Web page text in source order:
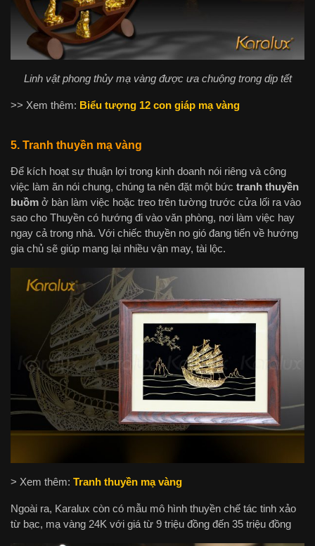
Linh vật phong thủy mạ vàng được ưa chuộng trong dịp tết
>> Xem thêm: Biểu tượng 12 con giáp mạ vàng
5. Tranh thuyền mạ vàng
Để kích hoạt sự thuận lợi trong kinh doanh nói riêng và công
việc làm ăn nói chung, chúng ta nên đặt một bức tranh thuyền
buồm ở bàn làm việc hoặc treo trên tường trước cửa lối ra vào
sao cho Thuyền có hướng đi vào văn phòng, nơi làm việc hay
ngay cả trong nhà. Với chiếc thuyền no gió đang tiến về hướng
gia chủ sẽ giúp mang lại nhiều vận may, tài lộc.
> Xem thêm: Tranh thuyền mạ vàng
Ngoài ra, Karalux còn có mẫu mô hình thuyền chế tác tinh xảo
từ bạc, mạ vàng 24K với giá từ 9 triệu đồng đến 35 triệu đồng